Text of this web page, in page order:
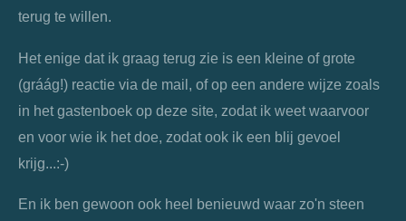
terug te willen.
Het enige dat ik graag terug zie is een kleine of grote
(gráág!) reactie via de mail, of op een andere wijze zoals
in het gastenboek op deze site, zodat ik weet waarvoor
en voor wie ik het doe, zodat ook ik een blij gevoel
krijg...:-)
En ik ben gewoon ook heel benieuwd waar zo'n steen